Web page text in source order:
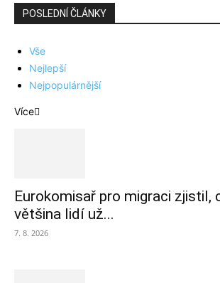
POSLEDNÍ ČLÁNKY
Vše
Nejlepší
Nejpopulárnější
Více
Eurokomisař pro migraci zjistil,
většina lidí už...
7. 8. 2026